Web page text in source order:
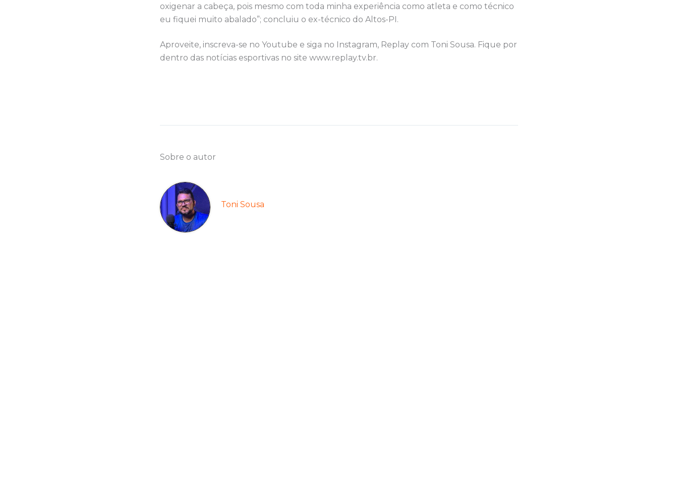
oxigenar a cabeça, pois mesmo com toda minha experiência como atleta e como técnico
eu fiquei muito abalado”; concluiu o ex-técnico do Altos-PI.
Aproveite, inscreva-se no Youtube e siga no Instagram, Replay com Toni Sousa. Fique por
dentro das notícias esportivas no site www.replay.tv.br.
Sobre o autor
Toni Sousa